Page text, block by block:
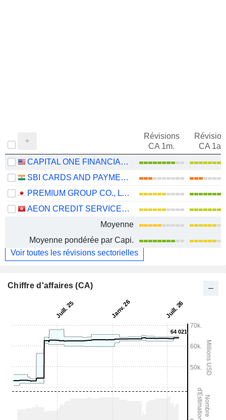
Révisions
CA 1m.
CA 1an
CAPITAL ONE FINANCIAL CORPORATION
SBI CARDS AND PAYMENT SERVICES LIMITED
PREMIUM GROUP CO., LTD.
AEON CREDIT SERVICE (ASIA) COMPANY LIMITED
Moyenne
Moyenne pondérée par Capi.
Voir toutes les révisions sectorielles
Chiffre d'affaires (CA)